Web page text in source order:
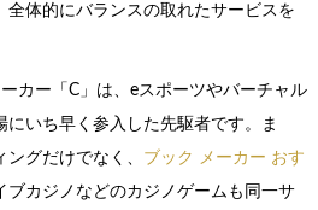
全体的にバランスの取れたサービスを
カー「C」は、eスポーツやバーチャル
いち早く参入した先駆者です。ま
グだけでなく、 ブック メーカー おす
ブカジノなどのカジノゲームも同一サ